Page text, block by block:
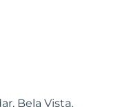
Bela Vista,